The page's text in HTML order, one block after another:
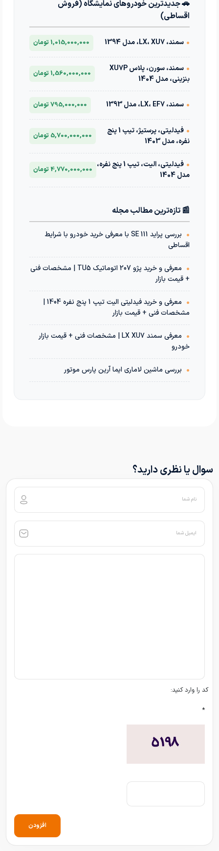
🚗 جدیدترین خودروهای نمایشگاه (فروش
اقساطی)
• سمند، LX، XU7، مدل 1394 1,015,000,000 تومان
•
سمند، سورن، پلاس XU7P
بنزینی، مدل 1404
1,560,000,000 تومان
• سمند، LX، EF7، مدل 1393 795,000,000 تومان
•
فیدلیتی، پرستیژ، تیپ 1 پنج
نفره، مدل 1403
5,700,000,000 تومان
•
فیدلیتی، الیت، تیپ 1 پنج نفره،
مدل 1404
4,770,000,000 تومان
📰 تازه‌ترین مطالب مجله
•
بررسی پراید 111 SE با معرفی خرید خودرو با شرایط
اقساطی
•
معرفی و خرید پژو 207 اتوماتیک TU5 | مشخصات فنی
+ قیمت بازار
•
معرفی و خرید فیدلیتی الیت تیپ 1 پنج نفره 1404 |
مشخصات فنی + قیمت بازار
•
معرفی سمند LX XU7 | مشخصات فنی + قیمت بازار
خودرو
• بررسی ماشین لاماری ایما آرین پارس موتور
سوال یا نظری دارید؟
نام شما
ایمیل شما
کد را وارد کنید:
*
افزودن